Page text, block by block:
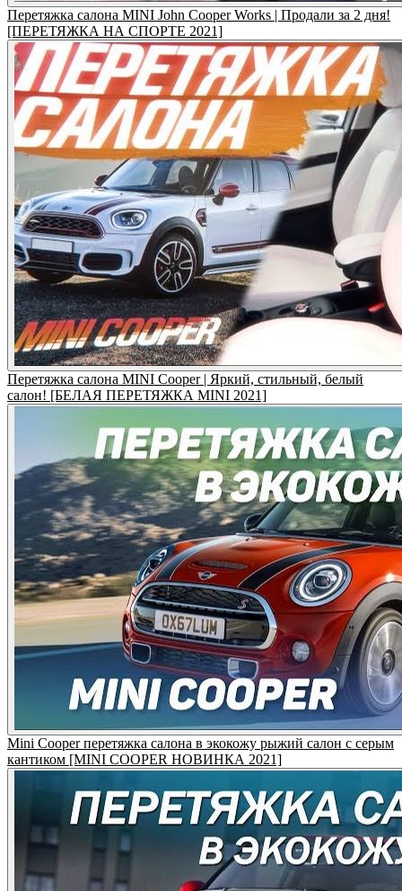
Перетяжка салона MINI John Cooper Works | Продали за 2 дня!
[ПЕРЕТЯЖКА НА СПОРТЕ 2021]
Перетяжка салона MINI Cooper | Яркий, стильный, белый
салон! [БЕЛАЯ ПЕРЕТЯЖКА MINI 2021]
Mini Cooper перетяжка салона в экокожу рыжий салон с серым
кантиком [MINI COOPER НОВИНКА 2021]